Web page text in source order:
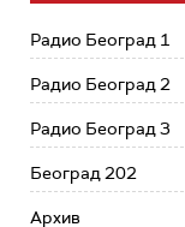
Радио Београд 1
Радио Београд 2
Радио Београд 3
Београд 202
Архив